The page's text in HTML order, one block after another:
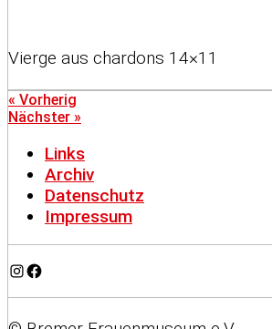
Vierge aus chardons 14×11
« Vorherig
Nächster »
Links
Archiv
Datenschutz
Impressum
Instagram
Facebook